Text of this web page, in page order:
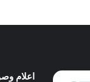
پای اعلام